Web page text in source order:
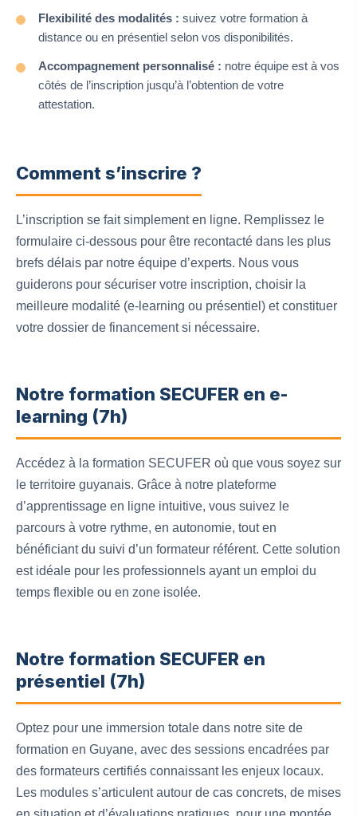
Flexibilité des modalités : suivez votre formation à
distance ou en présentiel selon vos disponibilités.
Accompagnement personnalisé : notre équipe est à vos
côtés de l’inscription jusqu’à l’obtention de votre
attestation.
Comment s’inscrire ?
L’inscription se fait simplement en ligne. Remplissez le
formulaire ci-dessous pour être recontacté dans les plus
brefs délais par notre équipe d’experts. Nous vous
guiderons pour sécuriser votre inscription, choisir la
meilleure modalité (e-learning ou présentiel) et constituer
votre dossier de financement si nécessaire.
Notre formation SECUFER en e-
learning (7h)
Accédez à la formation SECUFER où que vous soyez sur
le territoire guyanais. Grâce à notre plateforme
d’apprentissage en ligne intuitive, vous suivez le
parcours à votre rythme, en autonomie, tout en
bénéficiant du suivi d’un formateur référent. Cette solution
est idéale pour les professionnels ayant un emploi du
temps flexible ou en zone isolée.
Notre formation SECUFER en
présentiel (7h)
Optez pour une immersion totale dans notre site de
formation en Guyane, avec des sessions encadrées par
des formateurs certifiés connaissant les enjeux locaux.
Les modules s’articulent autour de cas concrets, de mises